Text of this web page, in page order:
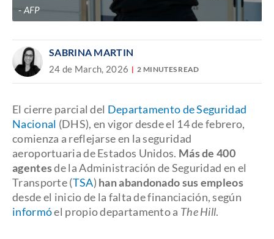
AFP
SABRINA MARTIN
24 de March, 2026 2 MINUTES READ
El cierre parcial del Departamento de Seguridad
Nacional (DHS), en vigor desde el 14 de febrero,
comienza a reflejarse en la seguridad
aeroportuaria de Estados Unidos. Más de 400
agentesde la Administración de Seguridad en el
Transporte (TSA) han abandonado sus empleos
desde el inicio de la falta de financiación, según
informóel propio departamento a The Hill.